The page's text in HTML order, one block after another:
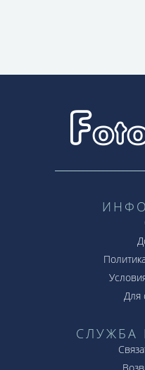
Для
СЛУЖБА